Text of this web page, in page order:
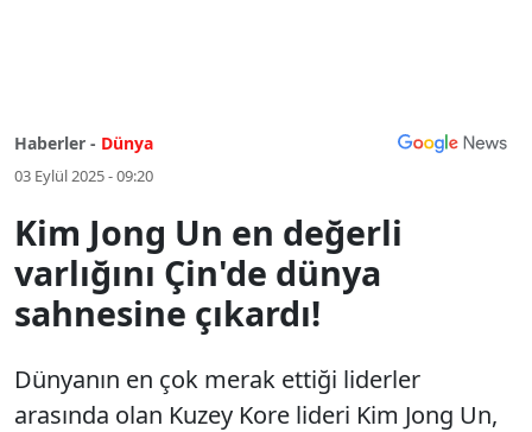
Haberler - Dünya
03 Eylül 2025 - 09:20
Kim Jong Un en değerli
varlığını Çin'de dünya
sahnesine çıkardı!
Dünyanın en çok merak ettiği liderler
arasında olan Kuzey Kore lideri Kim Jong Un,